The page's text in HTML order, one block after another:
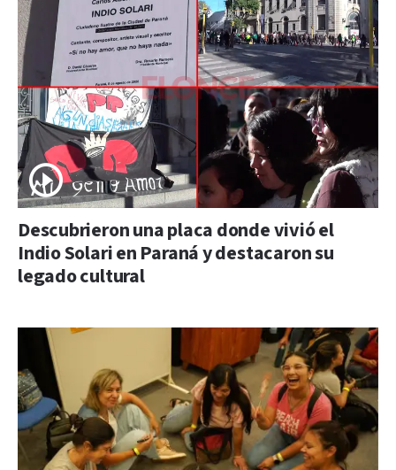
Descubrieron una placa donde vivió el
Indio Solari en Paraná y destacaron su
legado cultural